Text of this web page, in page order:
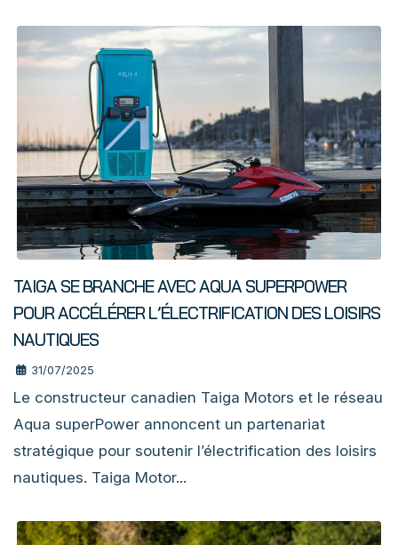
TAIGA SE BRANCHE AVEC AQUA SUPERPOWER
POUR ACCÉLÉRER L’ÉLECTRIFICATION DES LOISIRS
NAUTIQUES
31/07/2025
Le constructeur canadien Taiga Motors et le réseau
Aqua superPower annoncent un partenariat
stratégique pour soutenir l’électrification des loisirs
nautiques. Taiga Motor...